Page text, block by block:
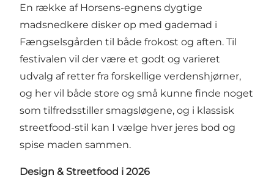
En række af Horsens-egnens dygtige
madsnedkere disker op med gademad i
Fængselsgården til både frokost og aften. Til
festivalen vil der være et godt og varieret
udvalg af retter fra forskellige verdenshjørner,
og her vil både store og små kunne finde noget
som tilfredsstiller smagsløgene, og i klassisk
streetfood-stil kan I vælge hver jeres bod og
spise maden sammen.
Design & Streetfood i 2026